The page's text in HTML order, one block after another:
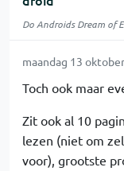
Do Androids Dream of
maandag 13
Toch ook maar
Zit ook al 10
lezen (niet om
voor), grootste